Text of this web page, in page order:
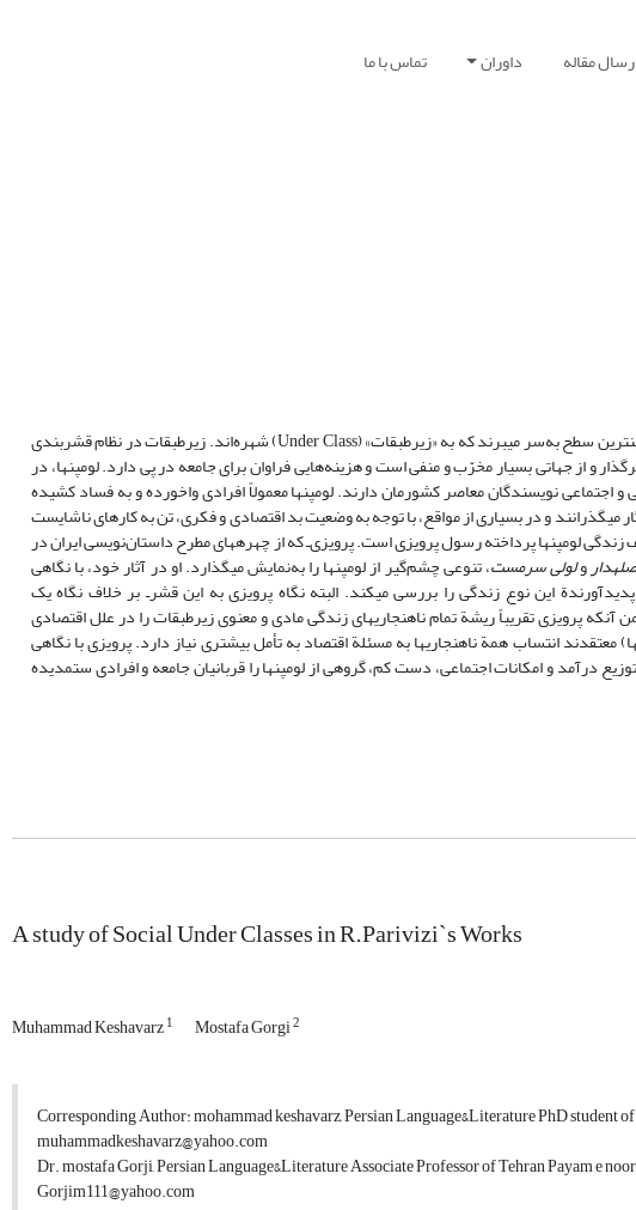
مقاله داوران تماس با ما
در جوامع شهری همواره گروه‏هایی زندگی می‏کنند که از نظر وضعیت معیشتی در پایین‏ترین سطح به‌سر می‏برند که به «زیرطبقات» (Under Class) شهره‌اند. زیرطبقات در نظام قشربندی
و از جهاتی ‏بسیار مخرّب و منفی است و هزینه‌هایی فراوان برای جامعه در پی دارد. لومپن‏ها، در
نویسندگان معاصر کشورمان دارند. لومپن‏ها معمولاً افرادی واخورده و به فساد‌ کشیده
می‏گذرانند و در بسیاری از مواقع، با توجه به وضعیت بد اقتصادی و فکری، تن به کارهای ناشایست
زندگی لومپن‏ها پرداخته رسول پرویزی است. پرویزی‌ـ که از چهره‏های مطرح داستان‌نویسی ایران در
ولولی سرمست، تنوعی چشم‌گیر از لومپن‏ها را به‌نمایش می‏گذارد. او در آثار خود، با نگاهی
این نوع زندگی را بررسی می‏کند. البته نگاه پرویزی به این قشرـ بر خلاف نگاه یک
پرویزی تقریباً ریشة تمام ناهنجاری‏های زندگی مادی و معنوی زیرطبقات را در علل اقتصادی
انتساب همة ناهنجاری‏ها به مسئلة اقتصاد به تأمل بیش‏تری نیاز دارد. پرویزی با نگاهی
درآمد و امکانات اجتماعی، دست کم، گروهی از لومپن‏ها را قربانیان جامعه و افرادی ستم‏دیده
A study of Social Under Classes in R.Parivizi`s Works
Muhammad Keshavarz1 Mostafa Gorgi2
Corresponding Author: mohammad keshavarz, Persian Language&Literature PhD student
muhammadkeshavarz@yahoo.com
Dr. mostafa Gorji, Persian Language&Literature Associate Professor of Tehran Payam e
Gorjim111@yahoo.com